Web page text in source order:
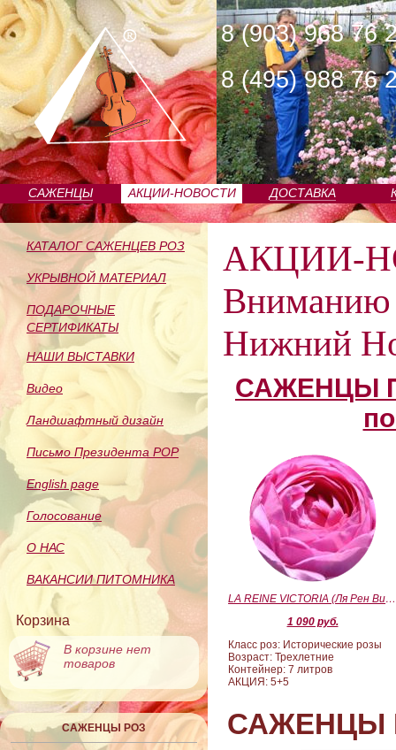
8 (903) 968 76
8 (495) 988 76
САЖЕНЦЫ
ПИТОМНИКА
АКЦИИ-НОВОСТИ ДОСТАВКА
КАТАЛОГ САЖЕНЦЕВ РОЗ
УКРЫВНОЙ МАТЕРИАЛ
ПОДАРОЧНЫЕ
СЕРТИФИКАТЫ
НАШИ ВЫСТАВКИ
Видео
Ландшафтный дизайн
Письмо Президента РОР
English page
Голосование
О НАС
ВАКАНСИИ ПИТОМНИКА
Корзина
В корзине нет
товаров
САЖЕНЦЫ РОЗ
АКЦИИ-
Вниманию
Нижний
САЖЕНЦЫ
LA REINE VICTORIA (Ля Рен Виктория)
1 090 руб.
Класс роз: Исторические розы
Возраст: Трехлетние
Контейнер: 7 литров
АКЦИЯ: 5+5
САЖЕНЦЫ